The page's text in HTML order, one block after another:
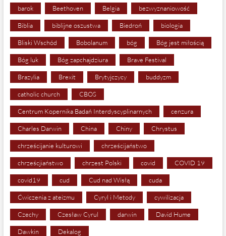
barok Beethoven Belgia bezwyznaniowość
Biblia biblijne oszustwa Biedroń biologia
Bliski Wschód Bobolanum bóg Bóg jest miłością
Bóg luk Bóg zapchajdziura Brave Festival
Brazylia Brexit Brytyjczycy buddyzm
catholic church CBOS
Centrum Kopernika Badań Interdyscyplinarnych cenzura
Charles Darwin China Chiny Chrystus
chrześcijanie kulturowi chrześcijaństwo
chrześcjiaństwo chrzest Polski covid COVID 19
covid19 cud Cud nad Wisłą cuda
Ćwiczenia z ateizmu Cyryl i Metody cywilizacja
Czechy Czesław Cyrul darwin David Hume
Dawkin Dekalog